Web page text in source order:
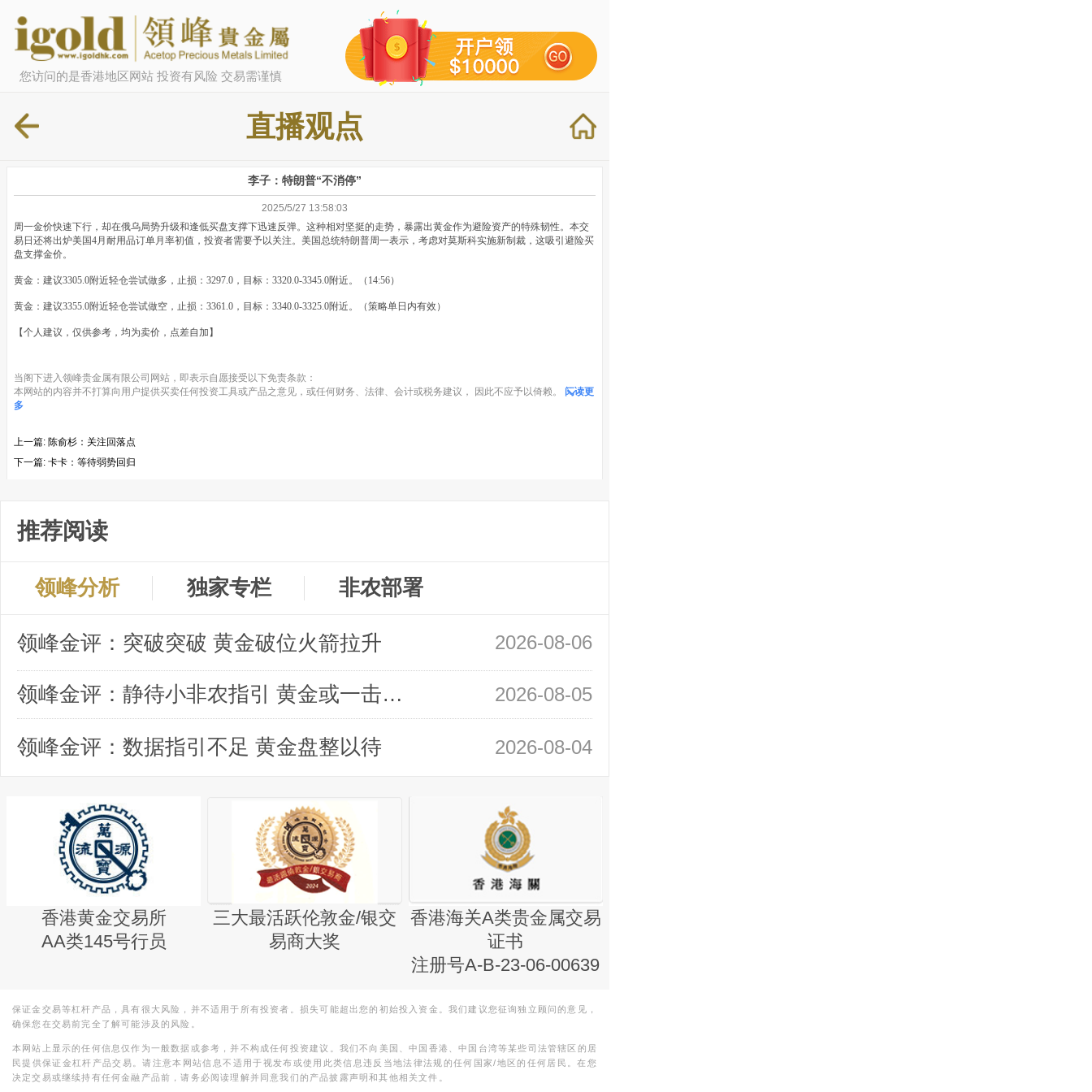
您访问的是香港地区网站 投资有风险 交易需谨慎
直播观点
李子：特朗普“不消停”
2025/5/27 13:58:03
周一金价快速下行，却在俄乌局势升级和逢低买盘支撑下迅速反弹。这种相对坚挺的走势，暴露出黄金作为避险资产的特殊韧性。本交
易日还将出炉美国4月耐用品订单月率初值，投资者需要予以关注。美国总统特朗普周一表示，考虑对莫斯科实施新制裁，这吸引避险买
盘支撑金价。
黄金：建议3305.0附近轻仓尝试做多，止损：3297.0，目标：3320.0-3345.0附近。（14:56）
黄金：建议3355.0附近轻仓尝试做空，止损：3361.0，目标：3340.0-3325.0附近。（策略单日内有效）
【个人建议，仅供参考，均为卖价，点差自加】
当阁下进入领峰贵金属有限公司网站，即表示自愿接受以下免责条款：
本网站的内容并不打算向用户提供买卖任何投资工具或产品之意见，或任何财务、法律、会计或税务建议， 因此不应予以倚赖。
阅读更
多
上一篇: 陈俞杉：关注回落点
下一篇: 卡卡：等待弱势回归
推荐阅读
领峰分析 独家专栏 非农部署
领峰金评：突破突破 黄金破位火箭拉升 2026-08-06
领峰金评：静待小非农指引 黄金或一击破局 2026-08-05
领峰金评：数据指引不足 黄金盘整以待 2026-08-04
香港黄金交易所
AA类145号行员
三大最活跃伦敦金/银交
易商大奖
香港海关A类贵金属交易
证书
注册号A-B-23-06-00639
保证金交易等杠杆产品，具有很大风险，并不适用于所有投资者。损失可能超出您的初始投入资金。我们建议您征询独立顾问的意见，
确保您在交易前完全了解可能涉及的风险。
本网站上显示的任何信息仅作为一般数据或参考，并不构成任何投资建议。我们不向美国、中国香港、中国台湾等某些司法管辖区的居
民提供保证金杠杆产品交易。请注意本网站信息不适用于视发布或使用此类信息违反当地法律法规的任何国家/地区的任何居民。在您
决定交易或继续持有任何金融产品前，请务必阅读理解并同意我们的产品披露声明和其他相关文件。